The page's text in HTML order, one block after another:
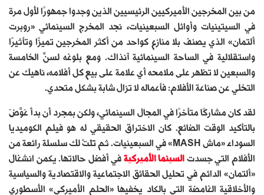
من بين المخرجين الأميركيين الرئيسيين الذين وجدوا جمهورًا لأول مرة
في السيتينيات وأوائل السبعينيات، نجد المخرج السينمائي «روبرت
ألتمان» الذي يصنف بلا منازع كواحد من أكثر المخرجين تميزًا وتأثيرًا
واستقلالية في الساحة السينمائية آنذاك. ومع بلوغه لسنِّ الخامسة
والسبعين لا تظهر على ملامحه أي علامة على بيع كل أفلامه، ناهيك عن
التخلي عن صناعة الأفلام: فأعماله لا تزال شابة بشكل متحدي.
لقد كان مشاركًا متأخرًا في المجال السينمائي، ولكن بمجرد أن بدأ عَوَّضَ
بالتأكيد الوقت الضائع. كان الاختراق الحقيقي له هو فيلم الكوميديا
السوداء «ماش MASH» في السبعينيات. ثم تَلَتْ لك سلسلة رائعة من
الأفلام التي جسدت السينما الأميركية في أفضل حالاتها. يكمن انشغال
«ألتمان» الدائم في تحليل الحقائق الاجتماعية والاقتصادية والسياسية
والأخلاقية الغامضة التي بالكاد يخفيها «الحلم الأميركي» الأسطوري